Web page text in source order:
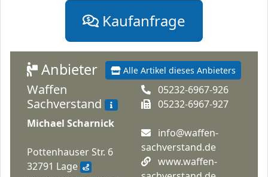
Kaufanfrage
Alle Artikel dieses Anbieters
Anbieter
Waffen
Sachverstand
Michael Scharnick
Pottenhauser Str. 6
32791 Lage
05232-6967-926
05232-6967-927
info@waffen-
sachverstand.de
www.waffen-